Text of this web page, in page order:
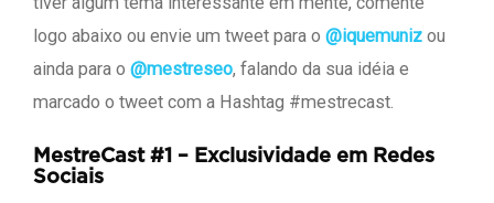
logo abaixo ou envie um tweet para o @iquemuniz ou
ainda para o @mestreseo, falando da sua idéia e
marcado o tweet com a Hashtag #mestrecast.
MestreCast #1 – Exclusividade em Redes
Sociais